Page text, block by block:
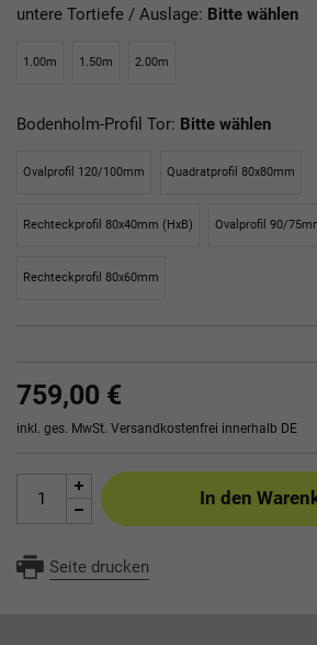
untere Tortiefe / Auslage: Bitte wählen
1.00m 1.50m 2.00m
Bodenholm-Profil Tor: Bitte wählen
Ovalprofil 120/100mm Quadratprofil 80x80mm
Rechteckprofil 80x40mm (HxB) Ovalprofil 90/
Rechteckprofil 80x60mm
759,00 €
inkl. ges. MwSt. Versandkostenfrei innerhalb DE
In den
Seite drucken